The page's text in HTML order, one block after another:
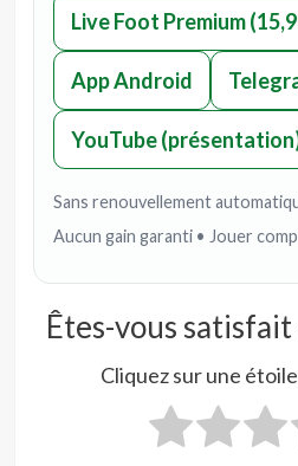
Live Foot Premium
App Android
YouTube
Sans renouvellement
Aucun gain garanti • Jouer
Êtes-vous satisfait
Cliquez sur une